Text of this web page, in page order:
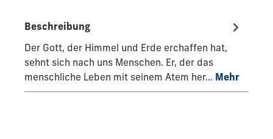
Beschreibung
Der Gott, der Himmel und Erde erchaffen hat,
sehnt sich nach uns Menschen. Er, der das
menschliche Leben mit seinem Atem her… Mehr